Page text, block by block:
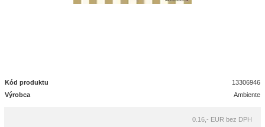
Kód produktu
13306946
Výrobca
Ambiente
0.16,- EUR bez DPH